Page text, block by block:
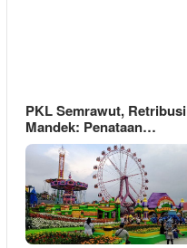
PKL Semrawut, Retribusi
Mandek: Penataan…